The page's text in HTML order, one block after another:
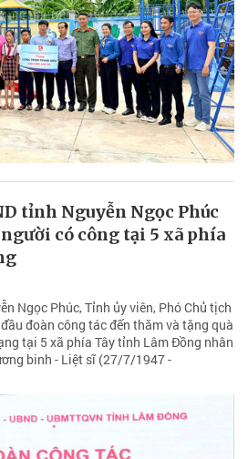
tỉnh Nguyễn Ngọc Phúc
có công tại 5 xã phía
Ngọc Phúc, Tỉnh ủy viên, Phó Chủ tịch
đoàn công tác đến thăm và tặng quà
tại 5 xã phía Tây tỉnh Lâm Đồng nhân
binh - Liệt sĩ (27/7/1947 -